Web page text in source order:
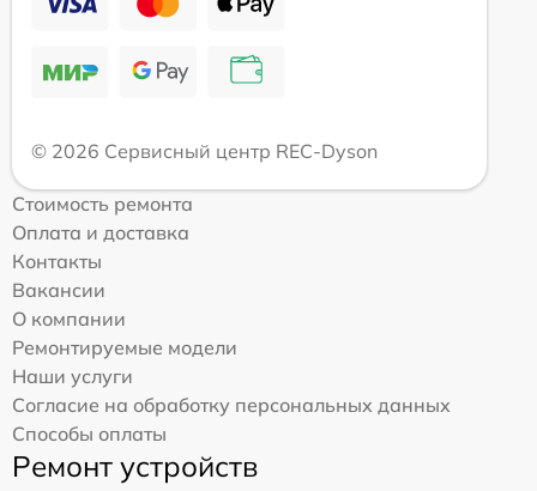
© 2026 Сервисный центр REC-Dyson
Стоимость ремонта
Оплата и доставка
Контакты
Вакансии
О компании
Ремонтируемые модели
Наши услуги
Согласие на обработку персональных данных
Способы оплаты
Ремонт устройств